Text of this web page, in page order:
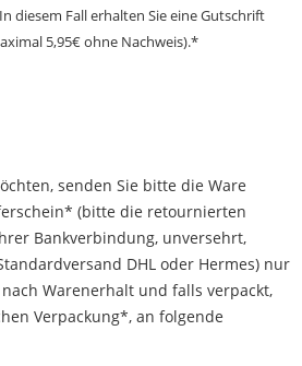
diesem Fall erhalten Sie eine Gutschrift
5,95€ ohne Nachweis).*
senden Sie bitte die Ware
(bitte die retournierten
Bankverbindung, unversehrt,
DHL oder Hermes) nur
Warenerhalt und falls verpackt,
Verpackung*, an folgende